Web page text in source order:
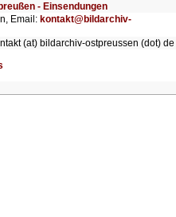
- Einsendungen
Email: kontakt@bildarchiv-
(at) bildarchiv-ostpreussen (dot) de